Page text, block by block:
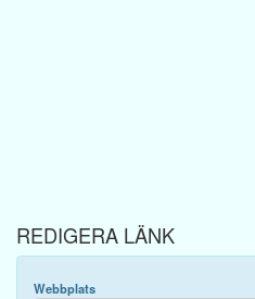
REDIGERA LÄNK
Webbplats